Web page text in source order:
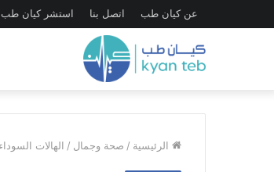
عن كيان طب اتصل بنا استشر كيان طب
الرئيسية / صحة وجمال / الهالات